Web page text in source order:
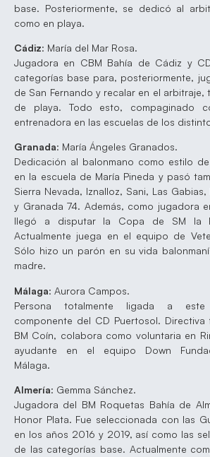
base. Posteriormente, se dedicó al
como en playa.
Cádiz: María del Mar Rosa.
Jugadora en CBM Bahía de Cádiz y
categorías base para, posteriormente,
de San Fernando y recalar en el
de playa. Todo esto, compaginado
entrenadora en las escuelas de los
Granada: María Ángeles Granados.
Dedicación al balonmano como estilo
en la escuela de María Pineda y pasó
Sierra Nevada, Iznalloz, Sani, Las
y Granada 74. Además, como jugadora
llegó a disputar la Copa de SM la
Actualmente juega en el equipo de
Sólo hizo un parón en su vida
madre.
Málaga: Aurora Campos.
Persona totalmente ligada a
componente del CD Puertosol.
BM Coín, colabora como voluntaria en
ayudante en el equipo Down
Málaga.
Almería: Gemma Sánchez.
Jugadora del BM Roquetas Bahía de
Honor Plata. Fue seleccionada con las
en los años 2016 y 2019, así como las
de las categorías base. Actualmente